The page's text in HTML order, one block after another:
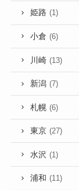
姫路 (1)
小倉 (6)
川崎 (13)
新潟 (7)
札幌 (6)
東京 (27)
水沢 (1)
浦和 (11)